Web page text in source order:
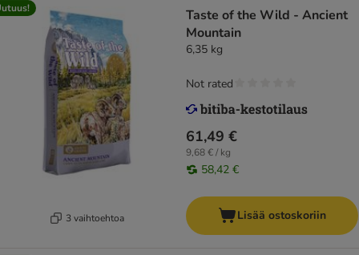
3 vaihtoehtoa
Taste of the Wild - Ancient
Mountain
6,35 kg
61,49 €
9,68 € / kg
58,42 €
Not rated
Lisää ostoskoriin